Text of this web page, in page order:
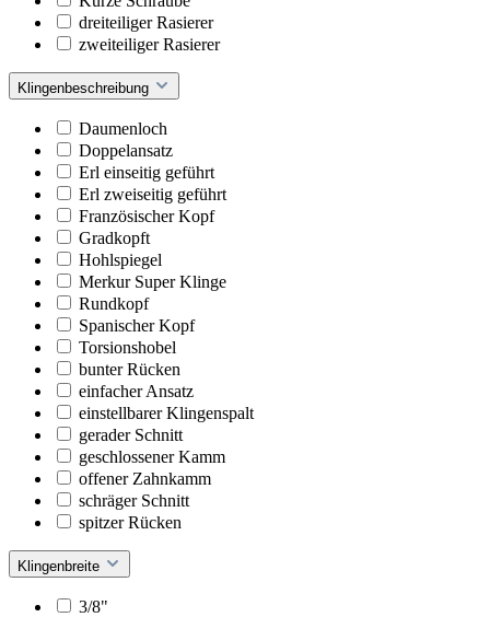
dreiteiliger Rasierer
zweiteiliger Rasierer
Klingenbeschreibung
Daumenloch
Doppelansatz
Erl einseitig geführt
Erl zweiseitig geführt
Französischer Kopf
Gradkopft
Hohlspiegel
Merkur Super Klinge
Rundkopf
Spanischer Kopf
Torsionshobel
bunter Rücken
einfacher Ansatz
einstellbarer Klingenspalt
gerader Schnitt
geschlossener Kamm
offener Zahnkamm
schräger Schnitt
spitzer Rücken
Klingenbreite
3/8"